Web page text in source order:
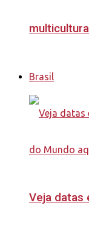
multicultural
Brasil
Veja datas